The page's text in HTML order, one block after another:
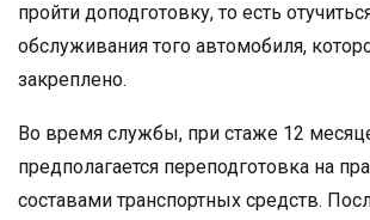
пройти доподготовку, то есть
обслуживания того автомобиля,
закреплено.
Во время службы, при стаже 12
предполагается переподготовка на
составами транспортных средств.